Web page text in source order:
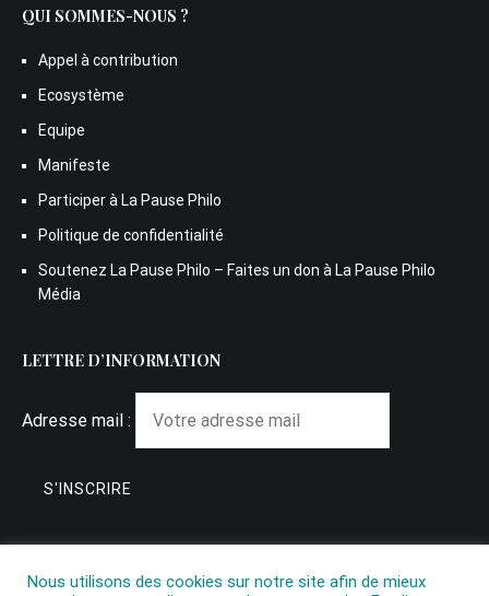
QUI SOMMES-NOUS ?
Appel à contribution
Ecosystème
Equipe
Manifeste
Participer à La Pause Philo
Politique de confidentialité
Soutenez La Pause Philo – Faites un don à La Pause Philo
Média
LETTRE D’INFORMATION
Adresse mail :
Nous utilisons des cookies sur notre site afin de mieux